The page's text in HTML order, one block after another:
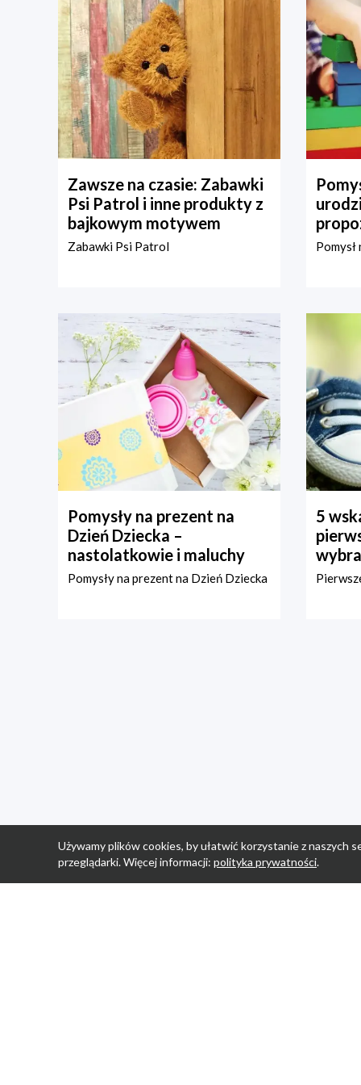
Zawsze na czasie: Zabawki
Psi Patrol i inne produkty z
bajkowym motywem
Zabawki Psi Patrol
Pomysły na prezent na
Dzień Dziecka –
nastolatkowie i maluchy
Pomysły na prezent na Dzień Dziecka
5
Używamy plików cookies, by ułatwić korzystanie z naszych
przeglądarki. Więcej informacji: polityka prywatności.